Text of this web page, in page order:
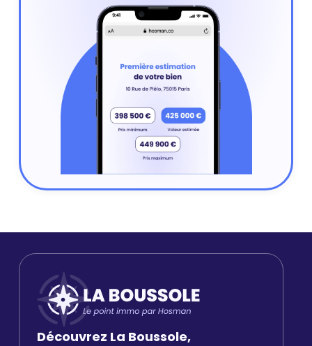
Découvrez La Boussole,